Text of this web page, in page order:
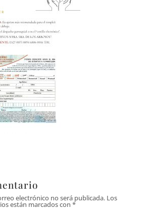
electrónico no será publicada. Los
están marcados con *